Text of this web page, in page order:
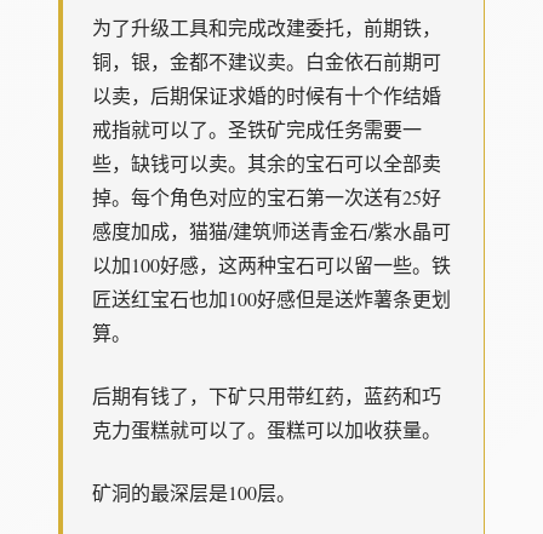
为了升级工具和完成改建委托，前期铁，
铜，银，金都不建议卖。白金依石前期可
以卖，后期保证求婚的时候有十个作结婚
戒指就可以了。圣铁矿完成任务需要一
些，缺钱可以卖。其余的宝石可以全部卖
掉。每个角色对应的宝石第一次送有25好
感度加成，猫猫/建筑师送青金石/紫水晶可
以加100好感，这两种宝石可以留一些。铁
匠送红宝石也加100好感但是送炸薯条更划
算。
后期有钱了，下矿只用带红药，蓝药和巧
克力蛋糕就可以了。蛋糕可以加收获量。
矿洞的最深层是100层。